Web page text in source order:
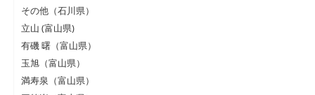
その他（石川県）
立山 (富山県)
有磯 曙（富山県）
玉旭（富山県）
満寿泉（富山県）